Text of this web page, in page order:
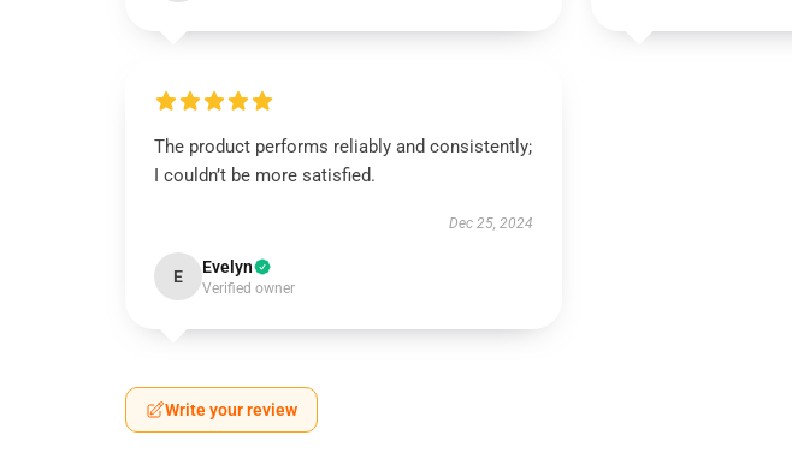
The product performs reliably and consistently;
I couldn’t be more satisfied.
Dec 25, 2024
E Evelyn
Verified owner
Write your review